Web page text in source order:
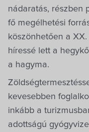
nádaratás, részben
fő megélhetési
köszönhetően a
híressé lett a
a hagyma.
kevesebben
inkább a
adottságú